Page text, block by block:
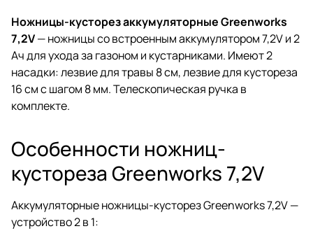
Ножницы-кусторез аккумуляторные Greenworks
7,2V— ножницы со встроенным аккумулятором 7,2V и 2
Ач для ухода за газоном и кустарниками. Имеют 2
насадки: лезвие для травы 8 см, лезвие для кустореза
16 см с шагом 8 мм. Телескопическая ручка в
комплекте.
Особенности ножниц-
кустореза Greenworks 7,2V
Аккумуляторные ножницы-кусторез Greenworks 7,2V —
устройство 2 в 1: